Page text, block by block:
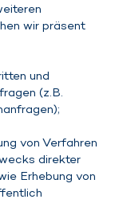
wir präsent
und
(z.B.
von Verfahren
direkter
Erhebung von